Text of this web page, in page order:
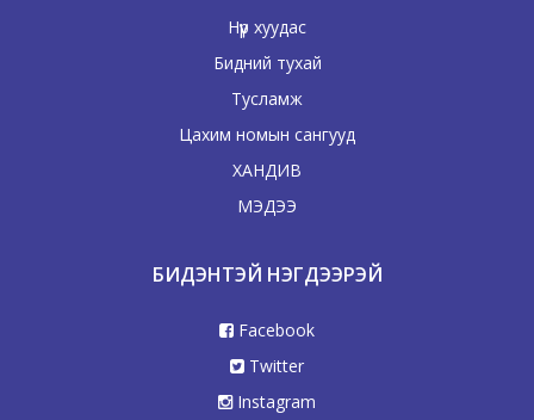
Нүүр хуудас
Бидний тухай
Тусламж
Цахим номын сангууд
ХАНДИВ
МЭДЭЭ
БИДЭНТЭЙ НЭГДЭЭРЭЙ
Facebook
Twitter
Instagram